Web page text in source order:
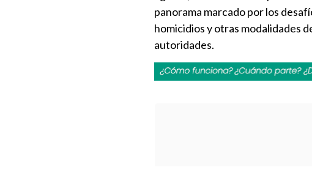
panorama marcado por los
homicidios y otras modalidades
autoridades.